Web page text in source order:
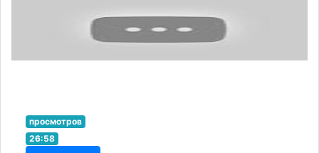
просмотров
26:58